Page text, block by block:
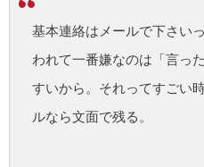
基本連絡はメールで下さい
われて一番嫌なのは「言っ
すいから。それってすごい
ルなら文面で残る。